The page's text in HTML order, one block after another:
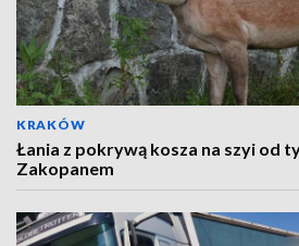
KRAKÓW
Łania z pokrywą kosza na szyi od
Zakopanem